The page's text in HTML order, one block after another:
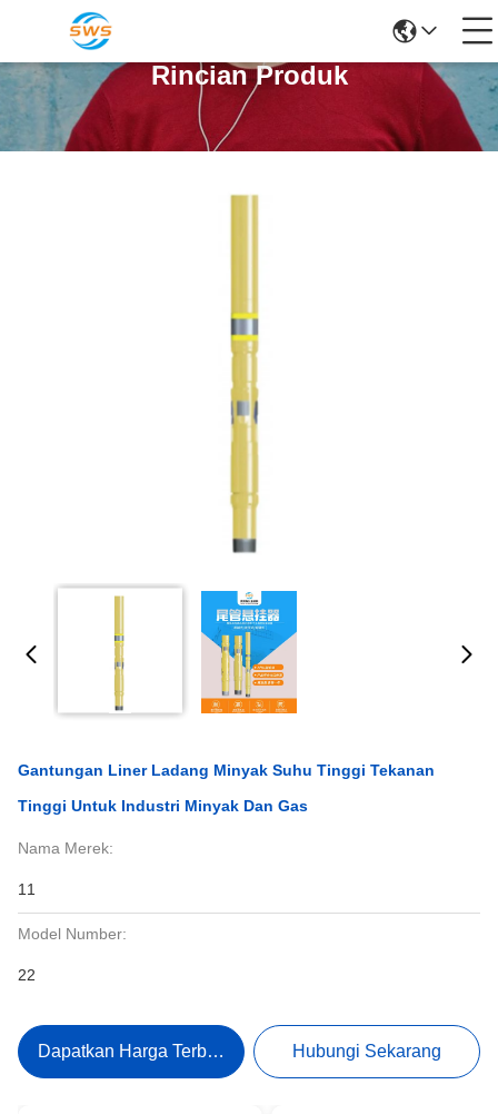
Rincian Produk
Gantungan Liner Ladang Minyak Suhu Tinggi Tekanan
Tinggi Untuk Industri Minyak Dan Gas
Nama Merek:
11
Model Number:
22
Dapatkan Harga Terbaik Hubungi Sekarang